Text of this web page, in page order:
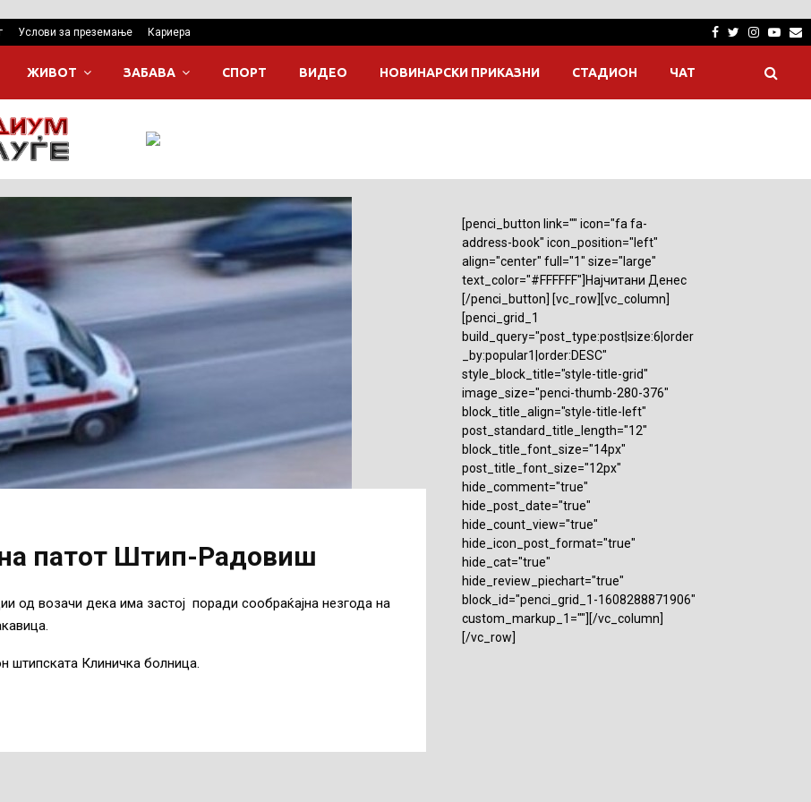
Услови за преземање Кариера Facebook
Twitter
ЖИВОТ ЗАБАВА СПОРТ ВИДЕО НОВИНАРСКИ ПРИКАЗНИ СТАДИОН ЧАТ
на патот Штип-Радовиш
возачи дека има застој поради сообраќајна незгода на
штипската Клиничка болница.
[penci_button link="" icon="fa fa-
address-book" icon_position="left"
align="center" full="1" size="large"
text_color="#FFFFFF"]Најчитани Денес
[/penci_button] [vc_row][vc_column]
[penci_grid_1
build_query="post_type:post|size:6|order
_by:popular1|order:DESC"
style_block_title="style-title-grid"
image_size="penci-thumb-280-376"
block_title_align="style-title-left"
post_standard_title_length="12"
block_title_font_size="14px"
post_title_font_size="12px"
hide_comment="true"
hide_post_date="true"
hide_count_view="true"
hide_icon_post_format="true"
hide_cat="true"
hide_review_piechart="true"
block_id="penci_grid_1-1608288871906"
custom_markup_1=""][/vc_column]
[/vc_row]